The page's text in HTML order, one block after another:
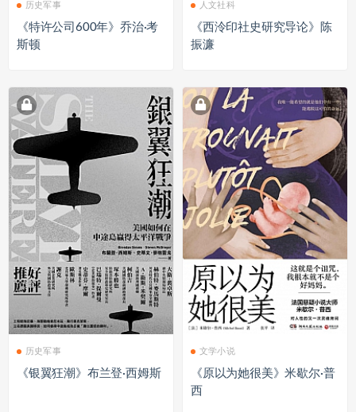
历史军事
《特许公司600年》乔治·考
斯顿
人文社科
《西泠印社史研究导论》陈
振濂
历史军事
《银翼狂潮》布兰登·西姆斯
文学小说
《原以为她很美》米歇尔·普
西